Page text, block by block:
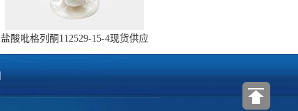
盐酸吡格列酮112529-15-4现货供应